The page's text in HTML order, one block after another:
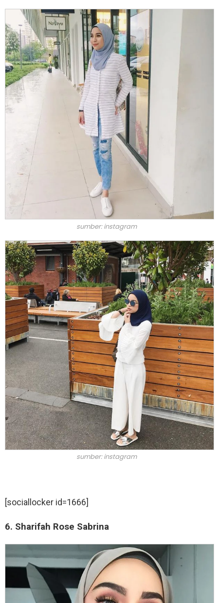
sumber: instagram
sumber: instagram
[sociallocker id=1666]
6. Sharifah Rose Sabrina